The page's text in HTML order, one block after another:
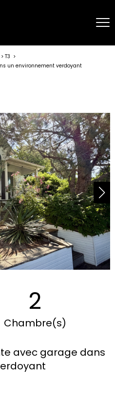
T3
un environnement verdoyant
2
Chambre(s)
avec garage dans